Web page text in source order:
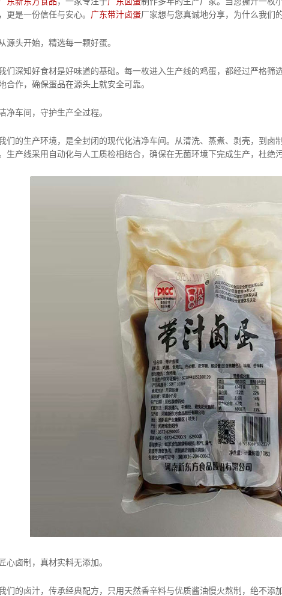
更是一份信任与安心。 广东带汁卤蛋厂家想与您真诚地分享，为什么我们
，精选每一颗好蛋。
材是好味道的基础。每一枚进入生产线的鸡蛋，都经过严格筛选，
合作，确保蛋品在源头上就安全可靠。
守护生产全过程。
境，是全封闭的现代化洁净车间。从清洗、蒸煮、剥壳，到卤制、
生产线采用自动化与人工质检相结合，确保在无菌环境下完成生产，杜绝
真材实料无添加。
传承经典配方，只用天然香辛料与优质酱油慢火熬制，绝不添加防